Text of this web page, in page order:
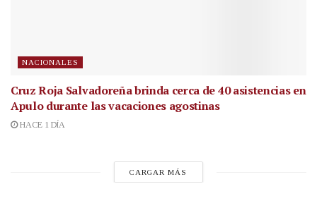
NACIONALES
Cruz Roja Salvadoreña brinda cerca de 40 asistencias en
Apulo durante las vacaciones agostinas
HACE 1 DÍA
CARGAR MÁS